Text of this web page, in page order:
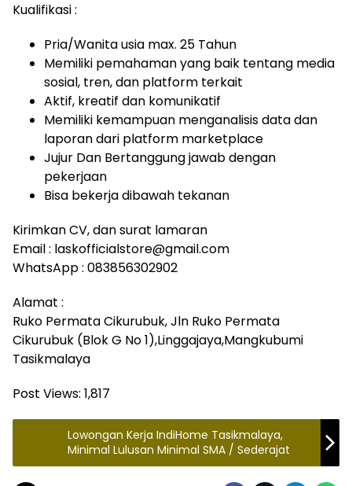
Kualifikasi :
Pria/Wanita usia max. 25 Tahun
Memiliki pemahaman yang baik tentang media
sosial, tren, dan platform terkait
Aktif, kreatif dan komunikatif
Memiliki kemampuan menganalisis data dan
laporan dari platform marketplace
Jujur Dan Bertanggung jawab dengan
pekerjaan
Bisa bekerja dibawah tekanan
Kirimkan CV, dan surat lamaran
Email : laskofficialstore@gmail.com
WhatsApp : 083856302902
Alamat :
Ruko Permata Cikurubuk, Jln Ruko Permata
Cikurubuk (Blok G No 1),Linggajaya,Mangkubumi
Tasikmalaya
Post Views: 1,817
Lowongan Kerja IndiHome Tasikmalaya,
Minimal Lulusan Minimal SMA / Sederajat